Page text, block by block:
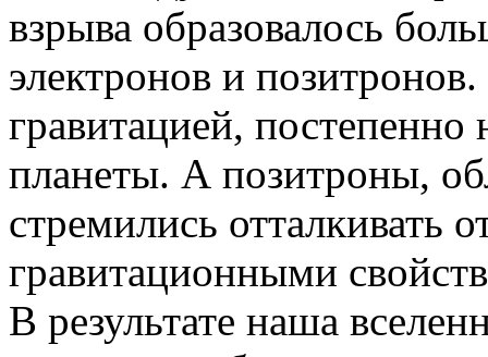
взрыва образовалось
электронов и
гравитацией, постепенно
планеты. А позитроны,
стремились отталкивать
гравитационными
В результате наша